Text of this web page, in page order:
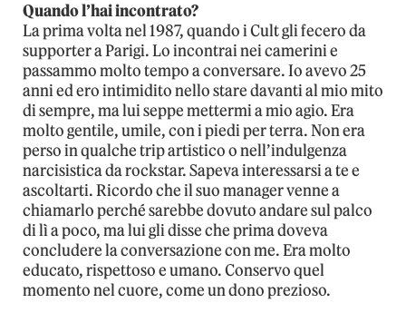
Quando l’hai incontrato?
La prima volta nel 1987, quando i Cult gli fecero da
supporter a Parigi. Lo incontrai nei camerini e
passammo molto tempo a conversare. Io avevo 25
anni ed ero intimidito nello stare davanti al mio mito
di sempre, ma lui seppe mettermi a mio agio. Era
molto gentile, umile, con i piedi per terra. Non era
perso in qualche trip artistico o nell’indulgenza
narcisistica da rockstar. Sapeva interessarsi a te e
ascoltarti. Ricordo che il suo manager venne a
chiamarlo perché sarebbe dovuto andare sul palco
di lì a poco, ma lui gli disse che prima doveva
concludere la conversazione con me. Era molto
educato, rispettoso e umano. Conservo quel
momento nel cuore, come un dono prezioso.